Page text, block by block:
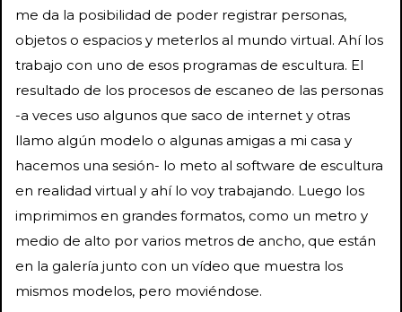
me da la posibilidad de poder registrar personas,
objetos o espacios y meterlos al mundo virtual. Ahí los
trabajo con uno de esos programas de escultura. El
resultado de los procesos de escaneo de las personas
-a veces uso algunos que saco de internet y otras
llamo algún modelo o algunas amigas a mi casa y
hacemos una sesión- lo meto al software de escultura
en realidad virtual y ahí lo voy trabajando. Luego los
imprimimos en grandes formatos, como un metro y
medio de alto por varios metros de ancho, que están
en la galería junto con un vídeo que muestra los
mismos modelos, pero moviéndose.